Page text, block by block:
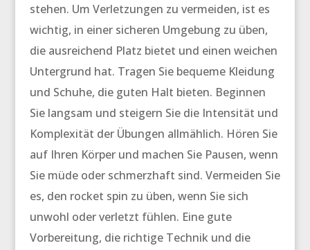
stehen. Um Verletzungen zu vermeiden, ist es
wichtig, in einer sicheren Umgebung zu üben,
die ausreichend Platz bietet und einen weichen
Untergrund hat. Tragen Sie bequeme Kleidung
und Schuhe, die guten Halt bieten. Beginnen
Sie langsam und steigern Sie die Intensität und
Komplexität der Übungen allmählich. Hören Sie
auf Ihren Körper und machen Sie Pausen, wenn
Sie müde oder schmerzhaft sind. Vermeiden Sie
es, den rocket spin zu üben, wenn Sie sich
unwohl oder verletzt fühlen. Eine gute
Vorbereitung, die richtige Technik und die